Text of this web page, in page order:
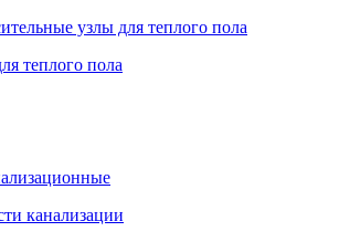
узлы для теплого пола
теплого пола
канализации